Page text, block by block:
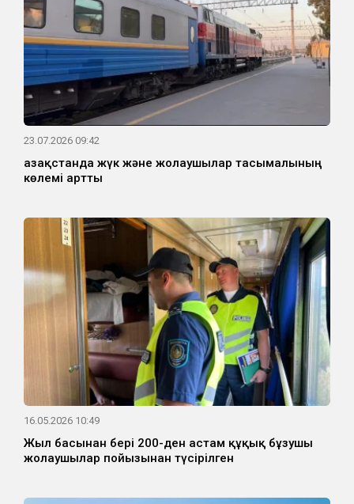
23.07.2026 09:42
Қазақстанда жүк және жолаушылар тасымалының
көлемі артты
16.05.2026 10:49
Жыл басынан бері 200-ден астам құқық бұзушы
жолаушылар пойызынан түсірілген